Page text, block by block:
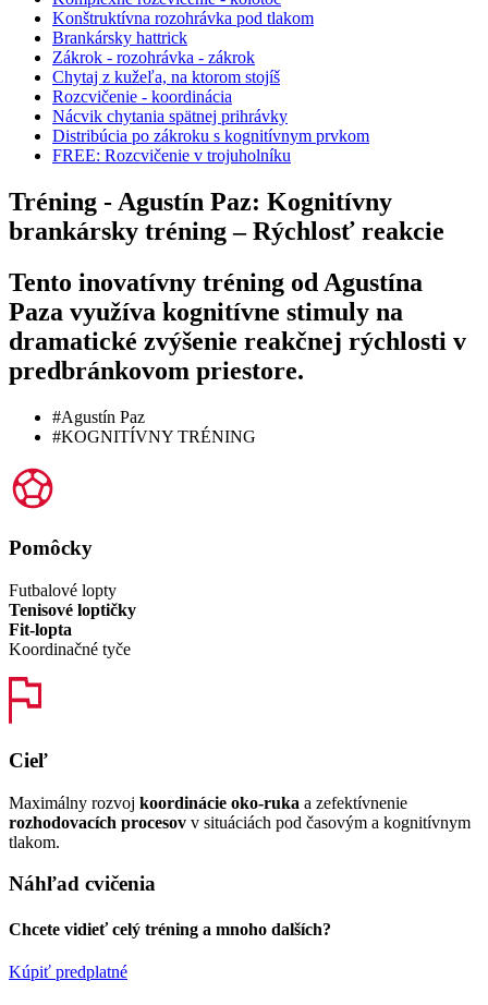
Konštruktívna rozohrávka pod tlakom
Brankársky hattrick
Zákrok - rozohrávka - zákrok
Chytaj z kužeľa, na ktorom stojíš
Rozcvičenie - koordinácia
Nácvik chytania spätnej prihrávky
Distribúcia po zákroku s kognitívnym prvkom
FREE: Rozcvičenie v trojuholníku
Tréning - Agustín Paz: Kognitívny
brankársky tréning – Rýchlosť reakcie
Tento inovatívny tréning od Agustína
Paza využíva kognitívne stimuly na
dramatické zvýšenie reakčnej rýchlosti v
predbránkovom priestore.
#Agustín Paz
#KOGNITÍVNY TRÉNING
Pomôcky
Futbalové lopty
Tenisové loptičky
Fit-lopta
Koordinačné tyče
Cieľ
Maximálny rozvoj koordinácie oko-ruka a zefektívnenie
rozhodovacích procesov v situáciách pod časovým a kognitívnym
tlakom.
Náhľad cvičenia
Chcete vidieť celý tréning a mnoho dalších?
Kúpiť predplatné